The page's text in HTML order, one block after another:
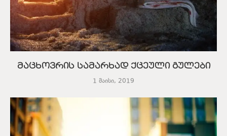
მაცხოვრის სამარხად ქცეული გულები
1 მაისი, 2019